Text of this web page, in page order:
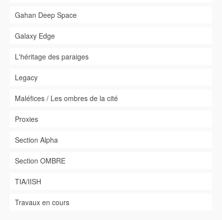
Gahan Deep Space
Galaxy Edge
L'héritage des paraiges
Legacy
Maléfices / Les ombres de la cité
Proxies
Section Alpha
Section OMBRE
TIA/IISH
Travaux en cours